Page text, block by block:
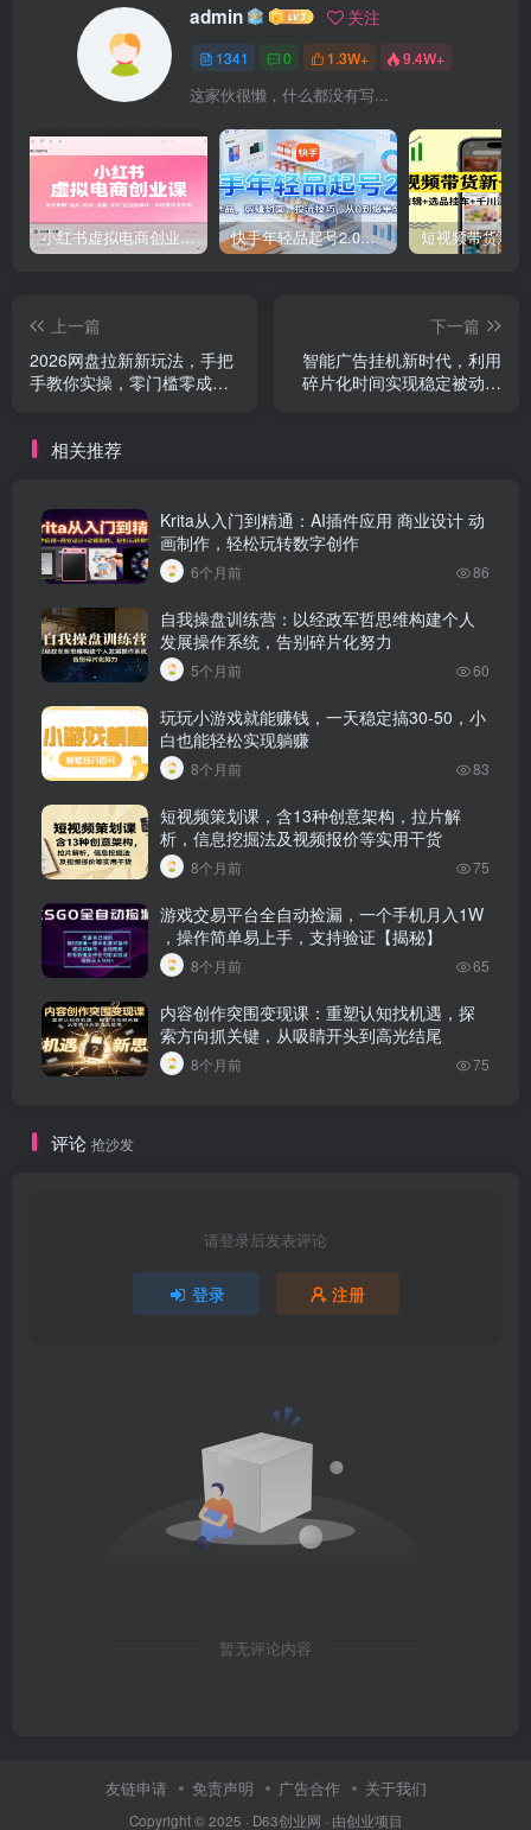
admin 关注
1341 0 1.3W+ 9.4W+
这家伙很懒，什么都没有写...
小红书虚拟电商创业课，系统拆解选品-内容-流量-变现，实现零成本变现 快手年轻品起号2.0：养号选品，剪辑封面，投流技巧，从0到爆单全流程
上一篇
2026网盘拉新新玩法，手把
手教你实操，零门槛零成本
下一篇
智能广告挂机新时代，利用
碎片化时间实现稳定被动收
相关推荐
Krita从入门到精通：AI插件应用 商业设计 动
画制作，轻松玩转数字创作
6个月前 86
自我操盘训练营：以经政军哲思维构建个人
发展操作系统，告别碎片化努力
5个月前 60
玩玩小游戏就能赚钱，一天稳定搞30-50，小
白也能轻松实现躺赚
8个月前 83
短视频策划课，含13种创意架构，拉片解
析，信息挖掘法及视频报价等实用干货
8个月前 75
游戏交易平台全自动捡漏，一个手机月入1W
，操作简单易上手，支持验证【揭秘】
8个月前 65
内容创作突围变现课：重塑认知找机遇，探
索方向抓关键，从吸睛开头到高光结尾
8个月前 75
评论 抢沙发
请登录后发表评论
登录 注册
暂无评论内容
友链申请 免责声明 广告合作 关于我们
Copyright © 2025 · D63创业网 · 由创业项目